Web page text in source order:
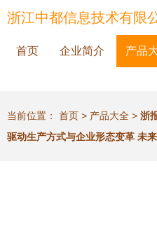
浙江中都信息技术有限
首页 企业简介 产品
当前位置： 首页 > 产品大全 > 浙
驱动生产方式与企业形态变革 未